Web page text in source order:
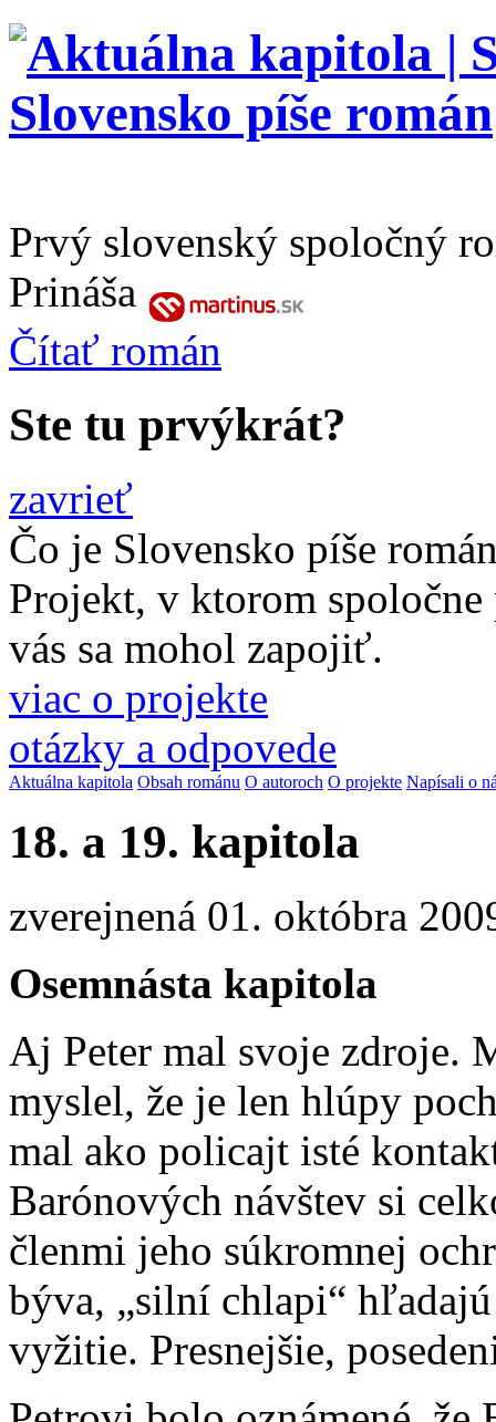
Prvý slovenský spoločný
Prináša
Čítať román
Ste tu prvýkrát?
zavrieť
Čo je Slovensko píše
Projekt, v ktorom
vás sa mohol zapojiť.
viac o projekte
otázky a odpovede
Aktuálna kapitola Obsah románu O autoroch O projekte Napísali o
18. a 19. kapitola
zverejnená 01. októbra
Osemnásta kapitola
Aj Peter mal svoje zdroje.
myslel, že je len hlúpy
mal ako policajt isté
Barónových návštev si
členmi jeho súkromnej
býva, „silní chlapi“
vyžitie. Presnejšie,